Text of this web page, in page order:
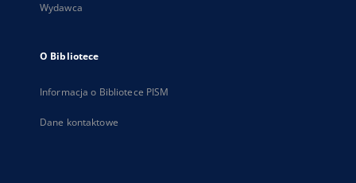
Wydawca
O Bibliotece
Informacja o Bibliotece PISM
Dane kontaktowe